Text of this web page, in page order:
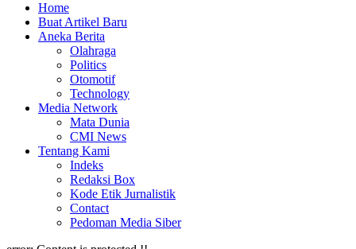
Home
Buat Artikel Baru
Aneka Berita
Olahraga
Politics
Otomotif
Technology
Media Network
Mata Dunia
CMI News
Tentang Kami
Indeks
Redaksi Box
Kode Etik Jurnalistik
Contact
Pedoman Media Siber